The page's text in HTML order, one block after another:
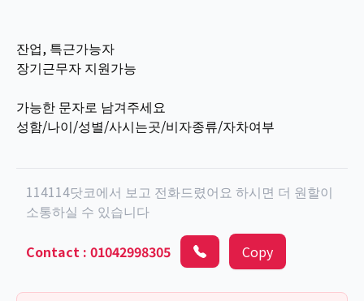
잔업, 특근가능자
장기근무자 지원가능
가능한 문자로 남겨주세요
성함/나이/성별/사시는곳/비자종류/자차여부
114114닷코에서 보고 전화드렸어요 하시면 더 원할이
소통하실 수 있습니다
Contact : 01042998305 Copy